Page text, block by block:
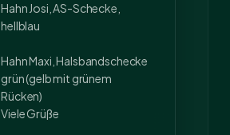
Hahn Josi, AS-Schecke,
hellblau
Hahn Maxi, Halsbandschecke
grün (gelb mit grünem
Rücken)
Viele Grüße